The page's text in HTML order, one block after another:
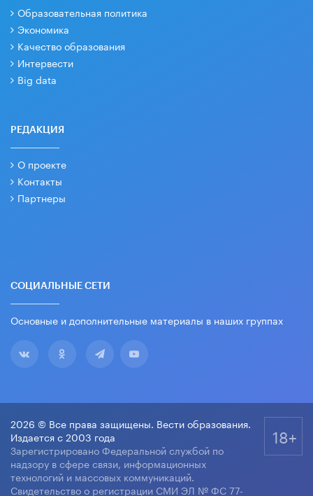
Образовательная политика
Экономика
Качество образования
Интервести
Big data
РЕДАКЦИЯ
О проекте
Контакты
Партнеры
СОЦИАЛЬНЫЕ СЕТИ
Основные и дополнительные материалы в наших группах
2026 © Все права защищены. Вести образования.
Издается с 2003 года
Зарегистрировано Федеральной службой по
надзору в сфере связи, информационных
технологий и массовых коммуникаций.
Свидетельство о регистрации СМИ ЭЛ № ФС 77-
18+